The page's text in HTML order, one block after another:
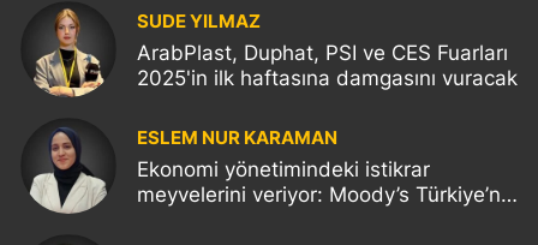
SUDE YILMAZ
ArabPlast, Duphat, PSI ve CES Fuarları
2025'in ilk haftasına damgasını vuracak
ESLEM NUR KARAMAN
Ekonomi yönetimindeki istikrar
meyvelerini veriyor: Moody’s Türkiye’nin